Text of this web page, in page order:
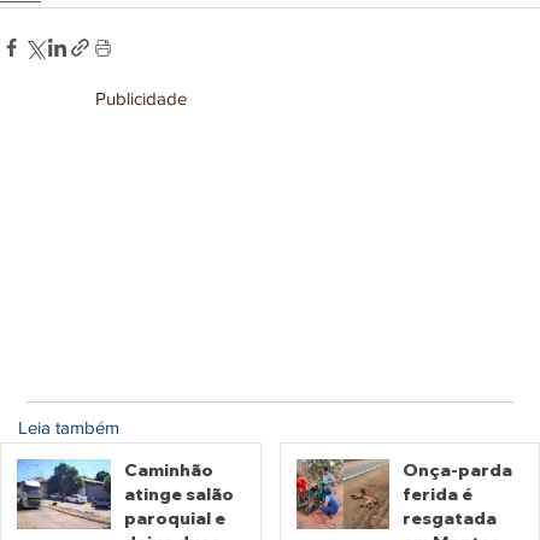
Publicidade
Leia também
Caminhão
atinge salão
paroquial e
Onça-parda
ferida é
resgatada